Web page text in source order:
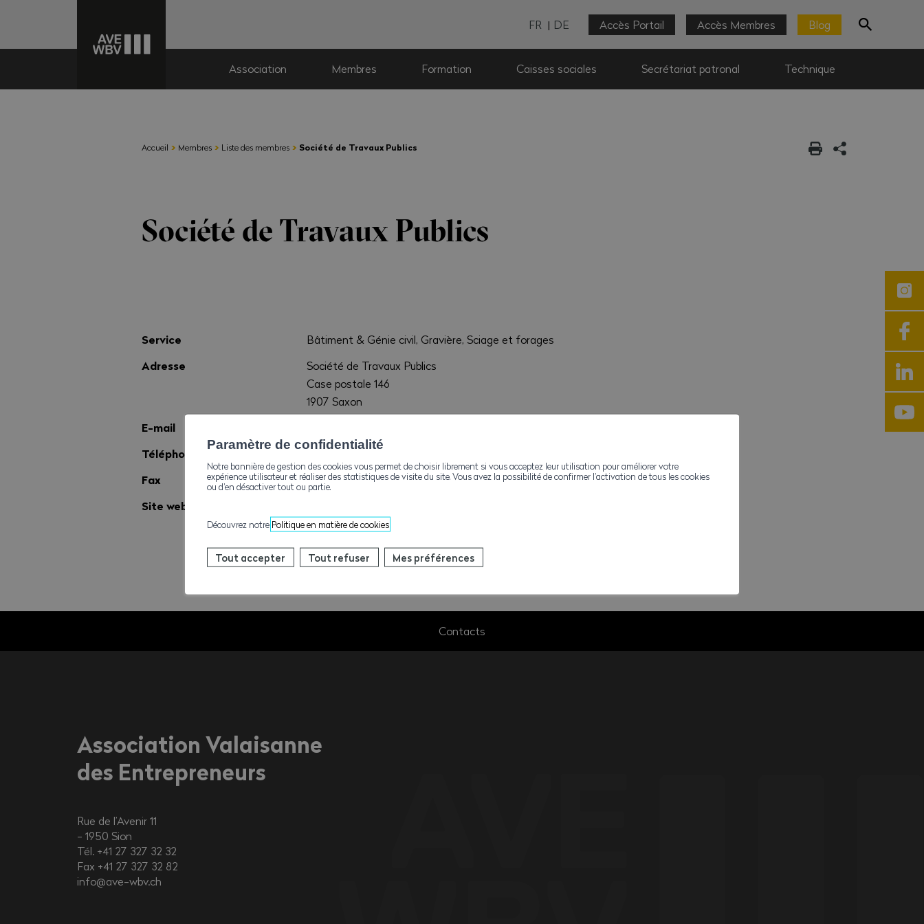
FR DE Accès Portail Accès Membres Blog
Association Membres Formation Caisses sociales Secrétariat patronal Technique
Accueil › Membres › Liste des membres › Société de Travaux Publics
Société de Travaux Publics
Service Bâtiment & Génie civil, Gravière, Sciage et forages
Adresse
Société de Travaux Publics
Case postale 146
1907 Saxon
E-mail
Téléphone +41273462127
Fax +41273466254
Site web
Contacts
Association Valaisanne
des Entrepreneurs
Rue de l’Avenir 11
1950 Sion
Tél. +41 27 327 32 32
Fax +41 27 327 32 82
info@ave-wbv.ch
Paramètre de confidentialité
Notre bannière de gestion des cookies vous permet de choisir librement si vous acceptez leur utilisation pour améliorer votre
expérience utilisateur et réaliser des statistiques de visite du site. Vous avez la possibilité de confirmer l’activation de tous les cookies
ou d’en désactiver tout ou partie.
Découvrez notre Politique en matière de cookies
Tout accepter Tout refuser Mes préférences